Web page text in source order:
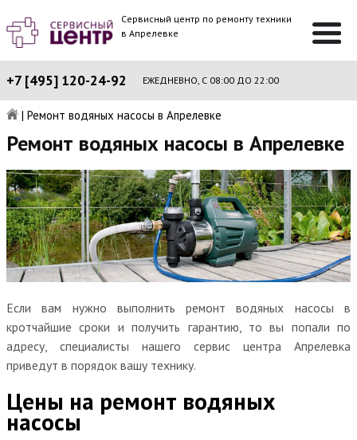
Сервисный центр по ремонту техники
в Апрелевке
+7 [495] 120-24-92 ЕЖЕДНЕВНО, С 08:00 ДО 22:00
| Ремонт водяных насосы в Апрелевке
Ремонт водяных насосы в Апрелевке
Если вам нужно выполнить ремонт водяных насосы в
кротчайшие сроки и получить гарантию, то вы попали по
адресу, специалисты нашего сервис центра Апрелевка
приведут в порядок вашу технику.
Цены на ремонт водяных
насосы